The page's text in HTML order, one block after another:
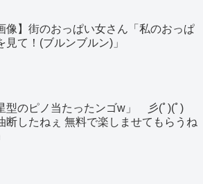
像】街のおっぱい女さん「私のおっぱ
見て！(ブルンブルン)」
型のピノ当たったンゴw」 彡(ﾟ)(ﾟ)
断したねぇ 無料で楽しませてもらうね